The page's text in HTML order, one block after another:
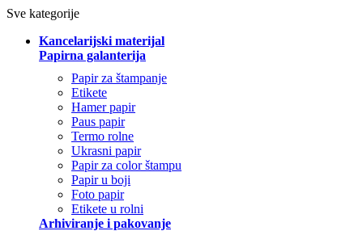
Sve kategorije
Kancelarijski materijal
Papirna galanterija
Papir za štampanje
Etikete
Hamer papir
Paus papir
Termo rolne
Ukrasni papir
Papir za color štampu
Papir u boji
Foto papir
Etikete u rolni
Arhiviranje i pakovanje